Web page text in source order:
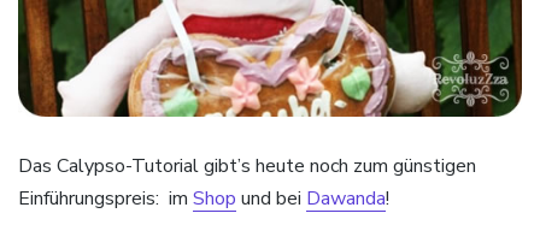
Das Calypso-Tutorial gibt’s heute noch zum günstigen
Einführungspreis: im Shop und bei Dawanda!